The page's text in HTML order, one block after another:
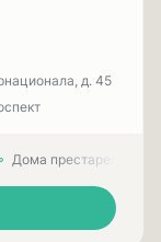
д. 45
Дома престарелых